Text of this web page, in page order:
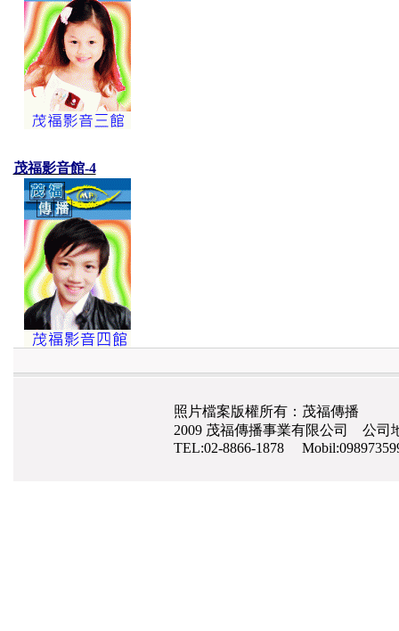
茂福影音館-4
照片檔案版權所有：茂福傳播
2009 茂福傳播事業有限公司 公司
TEL:02-8866-1878